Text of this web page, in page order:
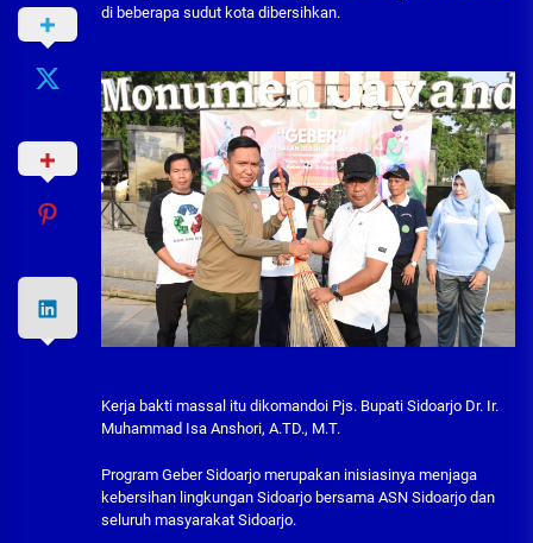
di beberapa sudut kota dibersihkan.
Kerja bakti massal itu dikomandoi Pjs. Bupati Sidoarjo Dr. Ir.
Muhammad Isa Anshori, A.TD., M.T.
Program Geber Sidoarjo merupakan inisiasinya menjaga
kebersihan lingkungan Sidoarjo bersama ASN Sidoarjo dan
seluruh masyarakat Sidoarjo.